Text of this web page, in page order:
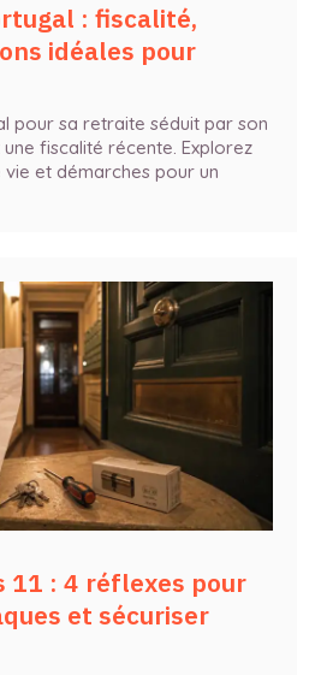
: fiscalité,
idéales pour
pour sa retraite séduit par son
fiscalité récente. Explorez
et démarches pour un
11 : 4 réflexes pour
et sécuriser